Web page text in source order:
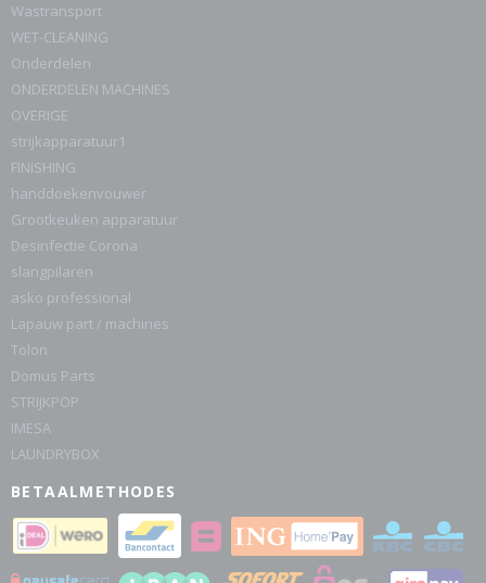
Wastransport
WET-CLEANING
Onderdelen
ONDERDELEN MACHINES
OVERIGE
strijkapparatuur1
FINISHING
handdoekenvouwer
Grootkeuken apparatuur
Desinfectie Corona
slangpilaren
asko professional
Lapauw part / machines
Tolon
Domus Parts
STRIJKPOP
IMESA
LAUNDRYBOX
BETAALMETHODES